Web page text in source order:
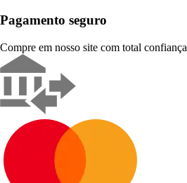
Pagamento seguro
Compre em nosso site com total confiança